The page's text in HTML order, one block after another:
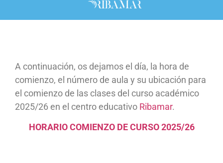
A continuación, os dejamos el día, la hora de
comienzo, el número de aula y su ubicación para
el comienzo de las clases del curso académico
2025/26 en el centro educativo Ribamar.
HORARIO COMIENZO DE CURSO 2025/26